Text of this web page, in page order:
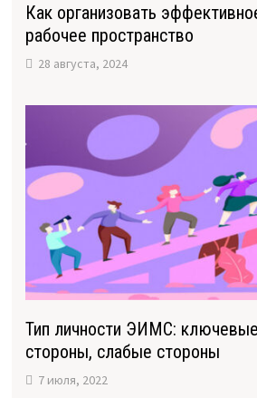
Как организовать
рабочее пространство
28 августа, 2024
Тип личности ЭИМС:
стороны, слабые стороны
7 июля, 2022